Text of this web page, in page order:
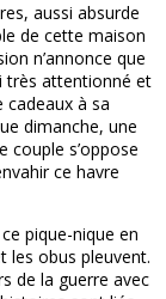
aussi absurde
de cette maison
n’annonce que
très attentionné et
à sa
dimanche, une
couple s’oppose
ce havre
pique-nique en
les obus pleuvent.
de la guerre avec